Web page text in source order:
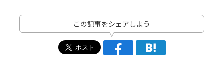
この記事をシェアしよう